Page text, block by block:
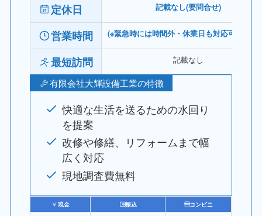
定休日 記載なし(要問合せ)
営業時間 (※緊急時には時間外・休業日も対応可と記載
最短訪問 記載なし
有限会社大輝設備工業の特徴
快適な生活を送るための水回り
を提案
改修や修繕、リフォームまで幅
広く対応
現地調査費無料
現金 振込 コンビニ